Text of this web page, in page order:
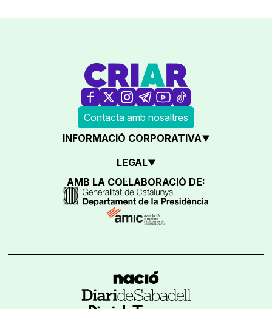
Contacta amb nosaltres
INFORMACIÓ CORPORATIVA
LEGAL
AMB LA COL·LABORACIÓ DE: